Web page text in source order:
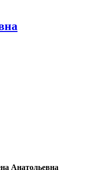
Анатольевна